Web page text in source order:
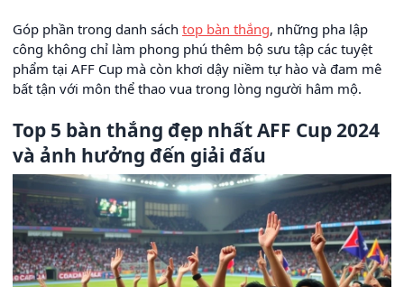
Góp phần trong danh sách top bàn thắng, những pha lập
công không chỉ làm phong phú thêm bộ sưu tập các tuyệt
phẩm tại AFF Cup mà còn khơi dậy niềm tự hào và đam mê
bất tận với môn thể thao vua trong lòng người hâm mộ.
Top 5 bàn thắng đẹp nhất AFF Cup 2024
và ảnh hưởng đến giải đấu